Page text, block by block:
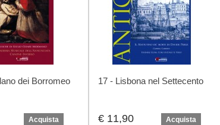
dei Borromeo
Acquista
17 - Lisbona nel Settecento
€ 11,90 Acquista